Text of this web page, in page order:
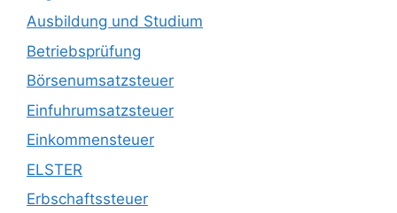
Ausbildung und Studium
Betriebsprüfung
Börsenumsatzsteuer
Einfuhrumsatzsteuer
Einkommensteuer
ELSTER
Erbschaftssteuer